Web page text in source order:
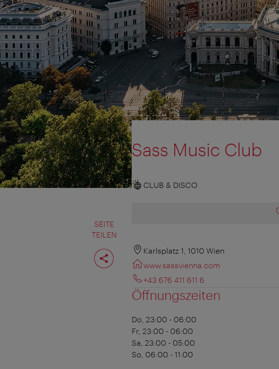
SEITE
TEILEN
Seite
teilen
Sass Music Club
CLUB & DISCO
Karlsplatz 1, 1010 Wien
www.sassvienna.com
+43 676 411 611 6
Öffnungszeiten
Do, 23:00 - 06:00
Fr, 23:00 - 06:00
Sa, 23:00 - 05:00
So, 06:00 - 11:00